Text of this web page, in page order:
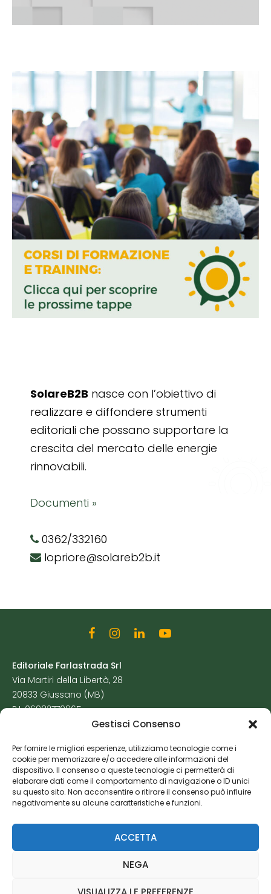
Gestisci Consenso
Per fornire le migliori esperienze, utilizziamo tecnologie come i
cookie per memorizzare e/o accedere alle informazioni del
dispositivo. Il consenso a queste tecnologie ci permetterà di
elaborare dati come il comportamento di navigazione o ID unici
su questo sito. Non acconsentire o ritirare il consenso può influire
negativamente su alcune caratteristiche e funzioni.
ACCETTA
NEGA
SolareB2B nasce con l’obiettivo di
realizzare e diffondere strumenti
editoriali che possano supportare la
crescita del mercato delle energie
rinnovabili.
Documenti »
0362/332160
lopriore@solareb2b.it
Editoriale Farlastrada Srl
Via Martiri della Libertà, 28
20833 Giussano (MB)
P.I. 06982770965
Cookie Policy
Risorse Aggiuntive